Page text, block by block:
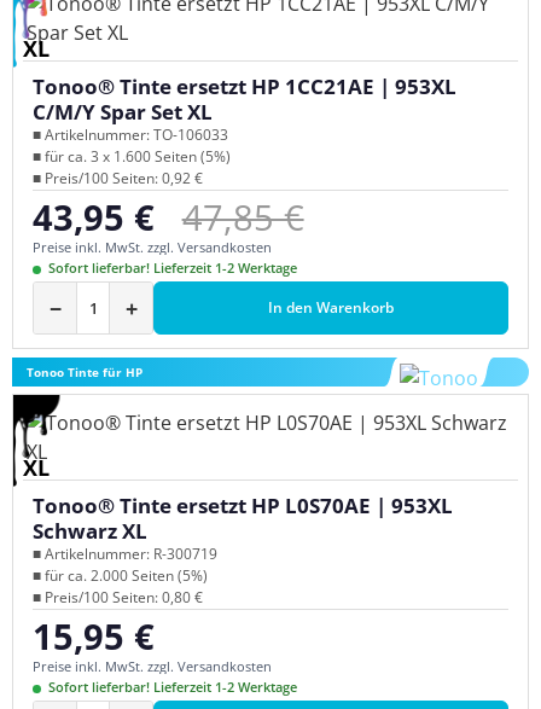
XL
Tonoo® Tinte ersetzt HP 1CC21AE | 953XL
C/M/Y Spar Set XL
■ Artikelnummer: TO-106033
■ für ca. 3 x 1.600 Seiten (5%)
■ Preis/100 Seiten: 0,92 €
Verkaufspreis:
43,95 € Regulärer Preis:
47,85 €
Preise inkl. MwSt. zzgl. Versandkosten
Sofort lieferbar! Lieferzeit 1-2 Werktage
− + In den Warenkorb
Tonoo Tinte für HP
XL
Tonoo® Tinte ersetzt HP L0S70AE | 953XL
Schwarz XL
■ Artikelnummer: R-300719
■ für ca. 2.000 Seiten (5%)
■ Preis/100 Seiten: 0,80 €
Regulärer Preis:
15,95 €
Preise inkl. MwSt. zzgl. Versandkosten
Sofort lieferbar! Lieferzeit 1-2 Werktage